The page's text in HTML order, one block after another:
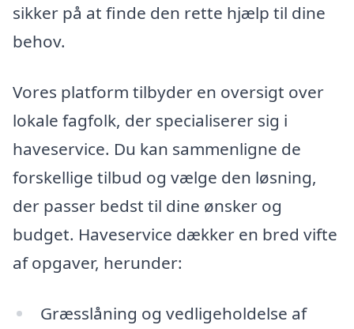
sikker på at finde den rette hjælp til dine
behov.
Vores platform tilbyder en oversigt over
lokale fagfolk, der specialiserer sig i
haveservice. Du kan sammenligne de
forskellige tilbud og vælge den løsning,
der passer bedst til dine ønsker og
budget. Haveservice dækker en bred vifte
af opgaver, herunder:
Græsslåning og vedligeholdelse af